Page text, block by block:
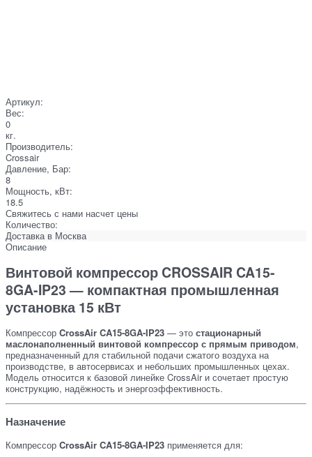
Артикул:
Вес:
0
кг.
Производитель:
Crossair
Давление, Бар:
8
Мощность, кВт:
18.5
Свяжитесь с нами насчет цены
Количество:
Доставка в Москва
Описание
Винтовой компрессор CROSSAIR CA15-
8GA-IP23— компактная промышленная
установка 15 кВт
Компрессор CrossAir CA15-8GA-IP23 — это стационарный
маслонаполненный винтовой компрессор с прямым приводом,
предназначенный для стабильной подачи сжатого воздуха на
производстве, в автосервисах и небольших промышленных цехах.
Модель относится к базовой линейке CrossAir и сочетает простую
конструкцию, надёжность и энергоэффективность.
Назначение
Компрессор CrossAir CA15-8GA-IP23 применяется для: